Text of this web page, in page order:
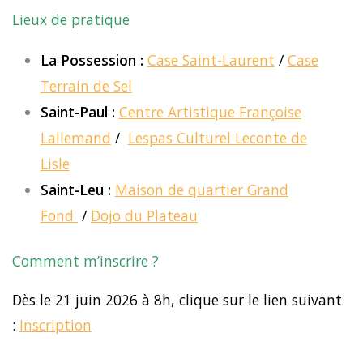
Lieux de pratique
La Possession : Case Saint-Laurent / Case
Terrain de Sel
Saint-Paul : Centre Artistique Françoise
Lallemand / Lespas Culturel Leconte de
Lisle
Saint-Leu : Maison de quartier Grand
Fond / Dojo du Plateau
Comment m’inscrire ?
Dès le 21 juin 2026 à 8h, clique sur le lien suivant
: Inscription